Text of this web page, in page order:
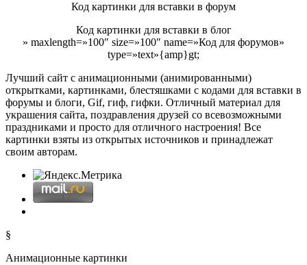
Код картинки для вставки в форум
Код картинки для вставки в блог
» maxlength=»100″ size=»100″ name=»Код для форумов»
type=»text»{amp}gt;
Лучший сайт с анимационными (анимированными)
открытками, картинками, блестяшками с кодами для вставки в
форумы и блоги, Gif, гиф, гифки. Отличный материал для
украшения сайта, поздравления друзей со всевозможными
праздниками и просто для отличного настроения! Все
картинки взяты из открытых источников и принадлежат
своим авторам.
§
Анимационные картинки